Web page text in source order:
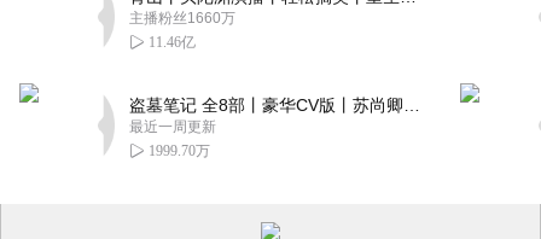
主播粉丝1660万
11.46亿
最近一周更新
1999.70万